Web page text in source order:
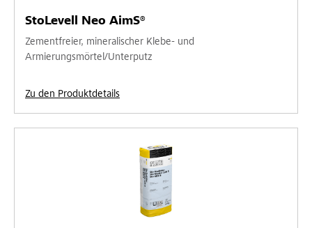
StoLevell Neo AimS®
Zementfreier, mineralischer Klebe- und
Armierungsmörtel/Unterputz
Zu den Produktdetails